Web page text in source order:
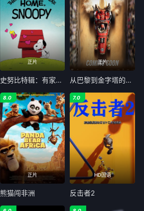
正片
史努比特辑：有家真好
正片
从巴黎到金字塔的集会
正片
8.0
熊猫闯非洲
HD国语
7.0
反击者2